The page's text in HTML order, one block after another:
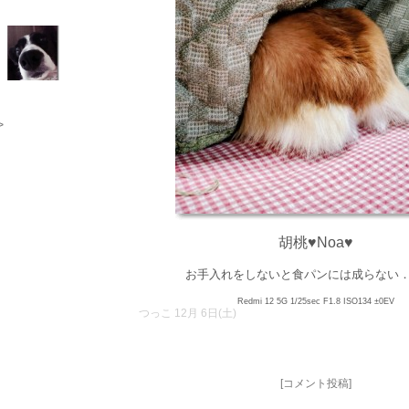
胡桃♥Noa♥
お手入れをしないと食パンには成らない
Redmi 12 5G 1/25sec F1.8 ISO134 ±0EV
つっこ 12月 6日(土)
[コメント投稿]